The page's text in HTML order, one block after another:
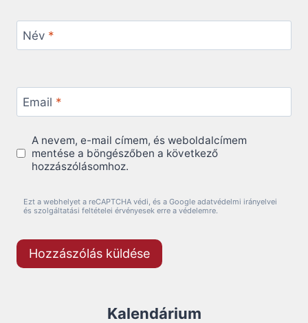
Név *
Email *
A nevem, e-mail címem, és weboldalcímem
mentése a böngészőben a következő
hozzászólásomhoz.
Ezt a webhelyet a reCAPTCHA védi, és a Google adatvédelmi irányelvei
és szolgáltatási feltételei érvényesek erre a védelemre.
Kalendárium